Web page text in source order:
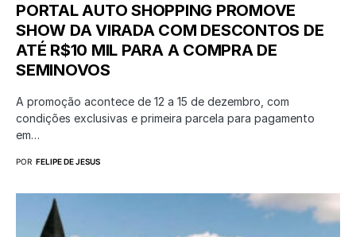
PORTAL AUTO SHOPPING PROMOVE
SHOW DA VIRADA COM DESCONTOS DE
ATÉ R$10 MIL PARA A COMPRA DE
SEMINOVOS
A promoção acontece de 12 a 15 de dezembro, com
condições exclusivas e primeira parcela para pagamento
em…
POR FELIPE DE JESUS